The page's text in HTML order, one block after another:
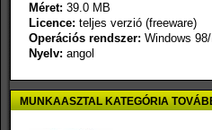
Méret: 39.0 MB
Licence: teljes verzió (freeware)
Operációs rendszer: Windows
Nyelv: angol
MUNKAASZTAL KATEGÓRIA